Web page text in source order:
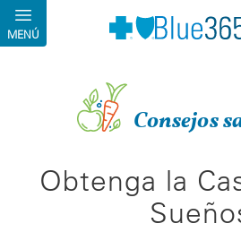
Pasar al contenido principal
MENÚ
Consejos
Obtenga la